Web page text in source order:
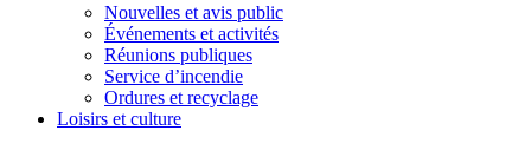
Nouvelles et avis public
Événements et activités
Réunions publiques
Service d’incendie
Ordures et recyclage
Loisirs et culture